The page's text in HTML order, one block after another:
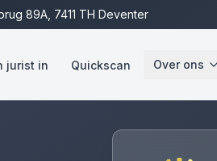
89A, 7411 TH Deventer
jurist in Quickscan Over ons